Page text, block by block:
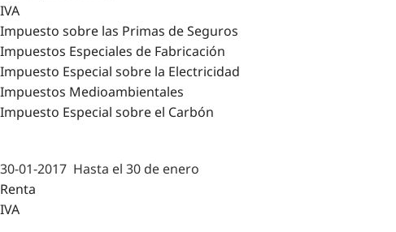
IVA
Impuesto sobre las Primas de Seguros
Impuestos Especiales de Fabricación
Impuesto Especial sobre la Electricidad
Impuestos Medioambientales
Impuesto Especial sobre el Carbón
30-01-2017 Hasta el 30 de enero
Renta
IVA